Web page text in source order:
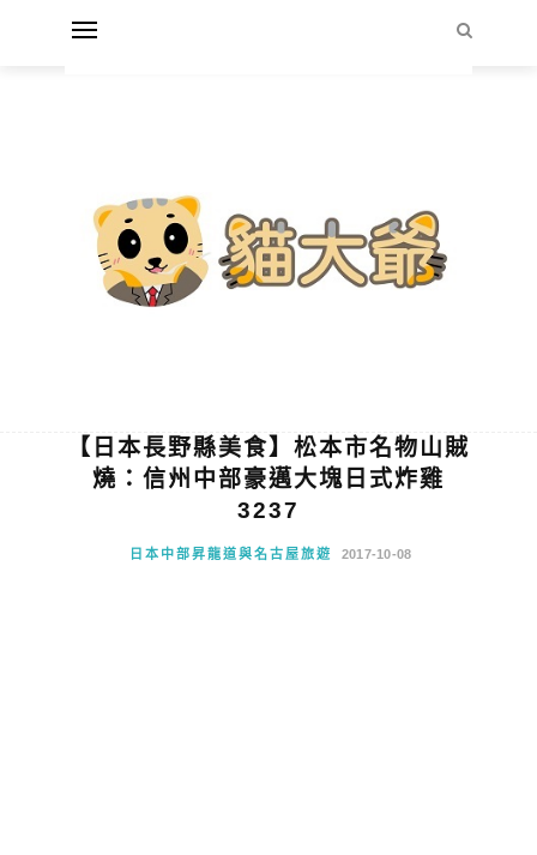
【日本長野縣美食】松本市名物山賊
燒：信州中部豪邁大塊日式炸雞
3237
日本中部昇龍道與名古屋旅遊 2017-10-08